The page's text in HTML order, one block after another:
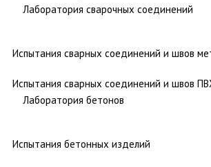
Лаборатория сварочных соединений
Испытания сварных соединений и швов
Испытания сварных соединений и швов
Лаборатория бетонов
Испытания бетонных изделий